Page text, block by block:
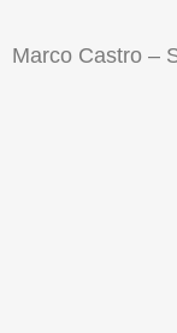
Marco Castro –